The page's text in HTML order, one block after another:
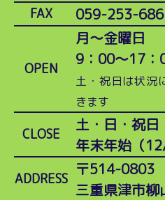
FAX 059-253-
OPEN
月～金曜日
9：00～17：
土・祝日は状況
きます
CLOSE
土・日・祝日
年末年始（
ADDRESS
〒514-0803
三重県津市